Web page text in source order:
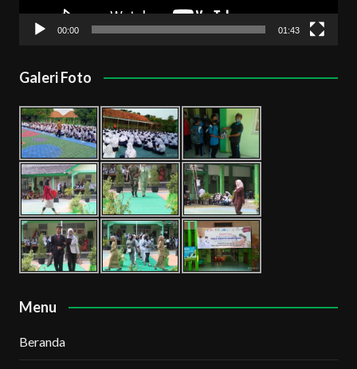
00:00 01:43
Galeri Foto
Menu
Beranda